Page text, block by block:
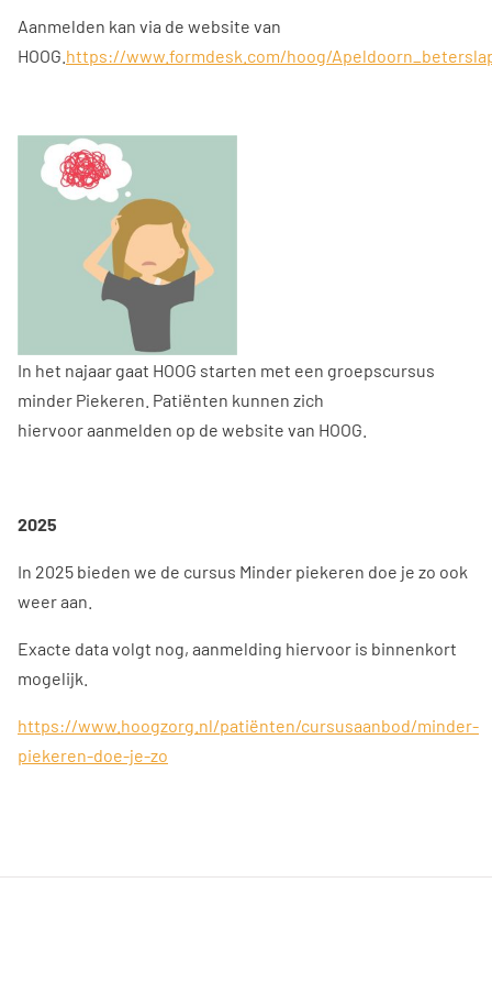
Aanmelden kan via de website van
HOOG. https://www.formdesk.com/hoog/
In het najaar gaat HOOG starten met een groepscursus
minder Piekeren. Patiënten kunnen zich
hiervoor aanmelden op de website van HOOG.
2025
In 2025 bieden we de cursus Minder piekeren doe je zo ook
weer aan.
Exacte data volgt nog, aanmelding hiervoor is binnenkort
mogelijk.
https://www.hoogzorg.nl/patiënten/cursusaanbod/minder-
piekeren-doe-je-zo